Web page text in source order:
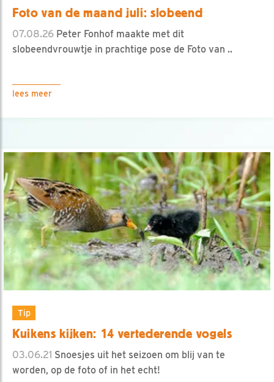
Foto van de maand juli: slobeend
07.08.26 Peter Fonhof maakte met dit
slobeendvrouwtje in prachtige pose de Foto van ..
lees meer
Tip
Kuikens kijken: 14 vertederende vogels
03.06.21 Snoesjes uit het seizoen om blij van te
worden, op de foto of in het echt!